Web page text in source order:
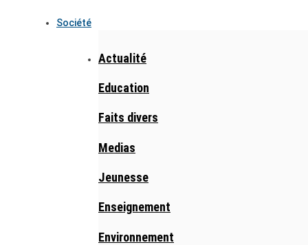
Société
Actualité
Education
Faits divers
Medias
Jeunesse
Enseignement
Environnement